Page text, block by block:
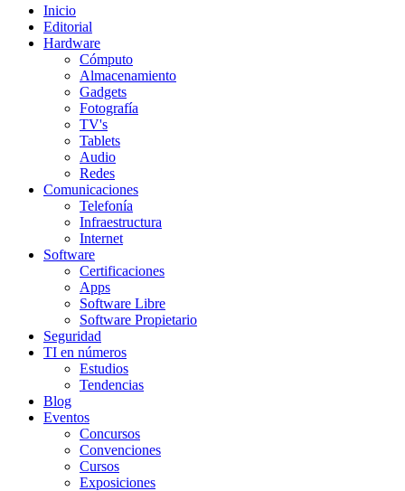
Inicio
Editorial
Hardware
Cómputo
Almacenamiento
Gadgets
Fotografía
TV's
Tablets
Audio
Redes
Comunicaciones
Telefonía
Infraestructura
Internet
Software
Certificaciones
Apps
Software Libre
Software Propietario
Seguridad
TI en números
Estudios
Tendencias
Blog
Eventos
Concursos
Convenciones
Cursos
Exposiciones